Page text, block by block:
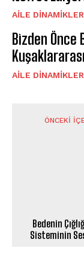
AILE
Bizden Önce
AILE
ÖNCEKI
Bedenin
Sisteminin